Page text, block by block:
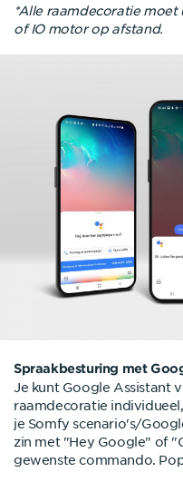
*Alle raamdecoratie moet
of IO motor op afstand.
Spraakbesturing met
Je kunt Google Assistant
raamdecoratie
je Somfy scenario's/
zin met "Hey Google" of
gewenste commando.